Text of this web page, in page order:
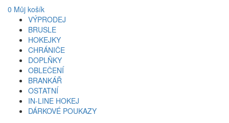
0 Můj košík
VÝPRODEJ
BRUSLE
HOKEJKY
CHRÁNIČE
DOPLŇKY
OBLEČENÍ
BRANKÁŘ
OSTATNÍ
IN-LINE HOKEJ
DÁRKOVÉ POUKAZY